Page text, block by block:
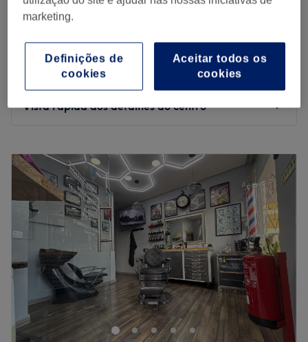
1 hr
€ 13
Descoloração e Coloração
50 mins
€ 25
Vista rápida dos detalhes do centro
Terça-feira
20:00
Quarta-feira
10:00
20:00
Quinta-feira
10:00
20:00
Sexta-feira
10:00–20:00
Sábado
10:00– 20:00
Fechado
Lady Braid Beleza Afro é um salão especializado em
beleza afro, criado para valorizar a identidade, a força
e a beleza natural de cada mulher. Trabalha com
tranças, tissagem, aplicação fio a fio, tratamentos
marketing.
Aceitar todos os
cookies
Definições de
cookies